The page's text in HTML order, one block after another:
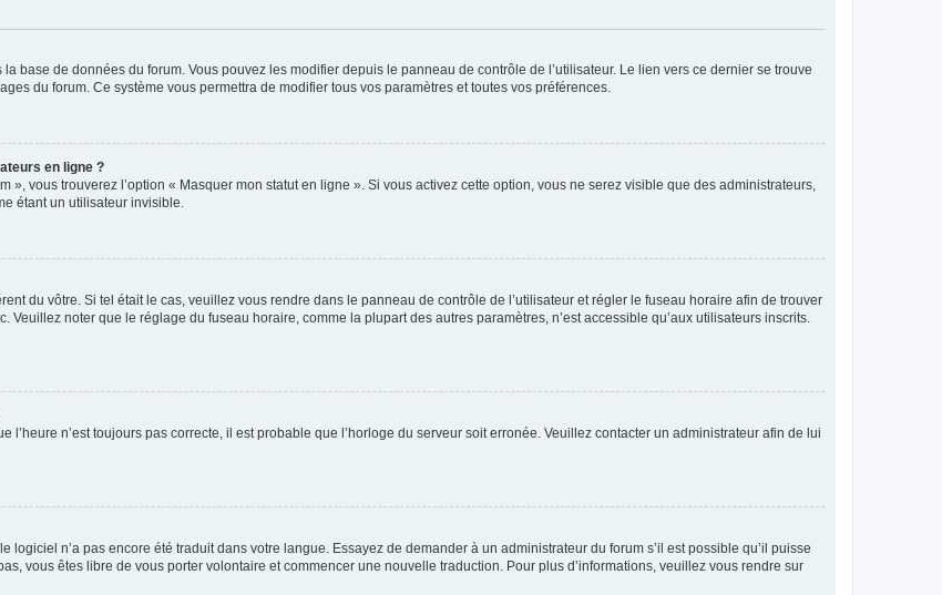
base de données du forum. Vous pouvez les modifier depuis le panneau de contrôle de l’utilisateur. Le lien vers ce dernier se trouve
du forum. Ce système vous permettra de modifier tous vos paramètres et toutes vos préférences.
en ligne ?
», vous trouverez l’option « Masquer mon statut en ligne ». Si vous activez cette option, vous ne serez visible que des administrateurs,
étant un utilisateur invisible.
du vôtre. Si tel était le cas, veuillez vous rendre dans le panneau de contrôle de l’utilisateur et régler le fuseau horaire afin de trouver
noter que le réglage du fuseau horaire, comme la plupart des autres paramètres, n’est accessible qu’aux utilisateurs inscrits.
l’heure n’est toujours pas correcte, il est probable que l’horloge du serveur soit erronée. Veuillez contacter un administrateur afin de lui
logiciel n’a pas encore été traduit dans votre langue. Essayez de demander à un administrateur du forum s’il est possible qu’il puisse
vous êtes libre de vous porter volontaire et commencer une nouvelle traduction. Pour plus d’informations, veuillez vous rendre sur